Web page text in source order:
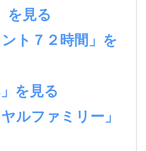
を見る
ト７２時間」を
を見る
ルファミリー」